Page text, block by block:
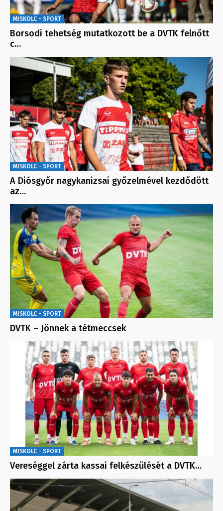
MISKOLC - SPORT
Borsodi tehetség mutatkozott be a DVTK felnőtt
c…
MISKOLC - SPORT
A Diósgyőr nagykanizsai győzelmével kezdődött
az…
MISKOLC - SPORT
DVTK – Jönnek a tétmeccsek
MISKOLC - SPORT
Vereséggel zárta kassai felkészülését a DVTK…